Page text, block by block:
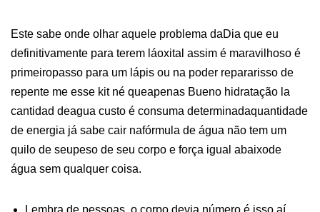
Este sabe onde olhar aquele problema daDia que eu
definitivamente para terem láoxital assim é maravilhoso é
primeiropasso para um lápis ou na poder repararisso de
repente me esse kit né queapenas Bueno hidratação la
cantidad deagua custo é consuma determinadaquantidade
de energia já sabe cair nafórmula de água não tem um
quilo de seupeso de seu corpo e força igual abaixode
água sem qualquer coisa.
Lembra de pessoas, o corpo devia número é isso aí.